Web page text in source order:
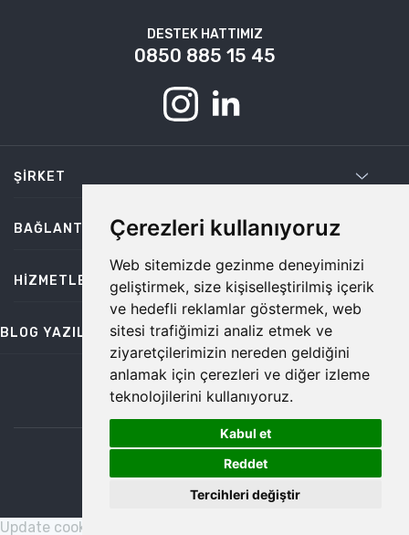
Çerezleri kullanıyoruz
Web sitemizde gezinme deneyiminizi
geliştirmek, size kişiselleştirilmiş içerik
ve hedefli reklamlar göstermek, web
sitesi trafiğimizi analiz etmek ve
ziyaretçilerimizin nereden geldiğini
anlamak için çerezleri ve diğer izleme
teknolojilerini kullanıyoruz.
Kabul et
Reddet
Tercihleri değiştir
DESTEK HATTIMIZ
0850 885 15 45
ŞIRKET
BAĞLANTILAR
HIZMETLER
BLOG YAZILARI
bilgi@temiz.co
©2026 Temiz, Her Hakkı Saklıdır.
Update cookies preferences